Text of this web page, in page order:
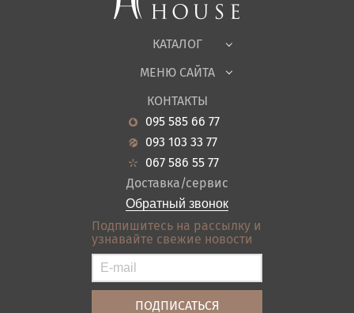
КАТАЛОГ
Офисная мебель
Садовая мебель
Гостиная
Кухня
Прихожие
Ванная
Акции
МЕНЮ САЙТА
О нас
Новости
Гарантия
Кредит
Оплата и доставка
Отзывы
Контакты
Карта сайта
Условия покупки
КОНТАКТЫ
095 585 66 77
093 103 33 77
067 586 55 77
Доставка/сервис
Обратный звонок
Подпишитесь на рассылку и
узнавайте свежие новости